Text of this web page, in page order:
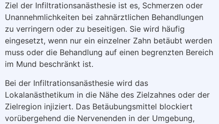
Ziel der Infiltrationsanästhesie ist es, Schmerzen oder
Unannehmlichkeiten bei zahnärztlichen Behandlungen
zu verringern oder zu beseitigen. Sie wird häufig
eingesetzt, wenn nur ein einzelner Zahn betäubt werden
muss oder die Behandlung auf einen begrenzten Bereich
im Mund beschränkt ist.
Bei der Infiltrationsanästhesie wird das
Lokalanästhetikum in die Nähe des Zielzahnes oder der
Zielregion injiziert. Das Betäubungsmittel blockiert
vorübergehend die Nervenenden in der Umgebung,